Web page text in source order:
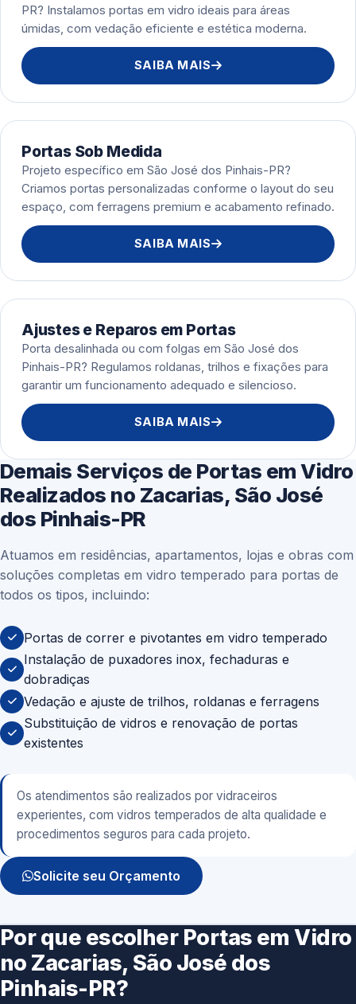
PR? Instalamos portas em vidro ideais para áreas
úmidas, com vedação eficiente e estética moderna.
SAIBA MAIS
Portas Sob Medida
Projeto específico em São José dos Pinhais-PR?
Criamos portas personalizadas conforme o layout do seu
espaço, com ferragens premium e acabamento refinado.
SAIBA MAIS
Ajustes e Reparos em Portas
Porta desalinhada ou com folgas em São José dos
Pinhais-PR? Regulamos roldanas, trilhos e fixações para
garantir um funcionamento adequado e silencioso.
SAIBA MAIS
Demais Serviços de Portas em Vidro
Realizados no Zacarias, São José
dos Pinhais-PR
Atuamos em residências, apartamentos, lojas e obras com
soluções completas em vidro temperado para portas de
todos os tipos, incluindo:
Portas de correr e pivotantes em vidro temperado
Instalação de puxadores inox, fechaduras e
dobradiças
Vedação e ajuste de trilhos, roldanas e ferragens
Substituição de vidros e renovação de portas
existentes
Os atendimentos são realizados por vidraceiros
experientes, com vidros temperados de alta qualidade e
procedimentos seguros para cada projeto.
Solicite seu Orçamento
Por que escolher Portas em Vidro
no Zacarias, São José dos
Pinhais-PR?